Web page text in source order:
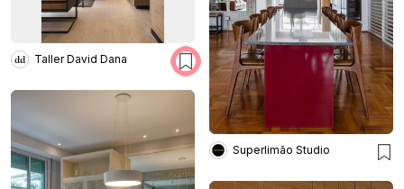
Taller David Dana
Superlimão Studio